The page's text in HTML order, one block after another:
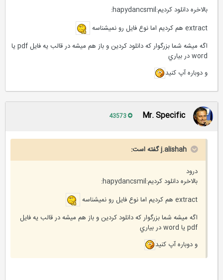
بالاخره دانلود كرديم:hapydancsmil:
extract هم كرديم اما نوع فايل رو نميشناسه
اگه ميشه شما بزرگوار كه دانلود كردين و باز هم ميشه در قالب يه فايل pdf يا
word در بياري
و دوباره آپ كنيد
Mr. Specific
j.alishah گفته است:
درود
بالاخره دانلود كرديم:hapydancsmil:
extract هم كرديم اما نوع فايل رو نميشناسه
اگه ميشه شما بزرگوار كه دانلود كردين و باز هم ميشه در قالب يه فايل
pdf يا word در بياري
و دوباره آپ كنيد